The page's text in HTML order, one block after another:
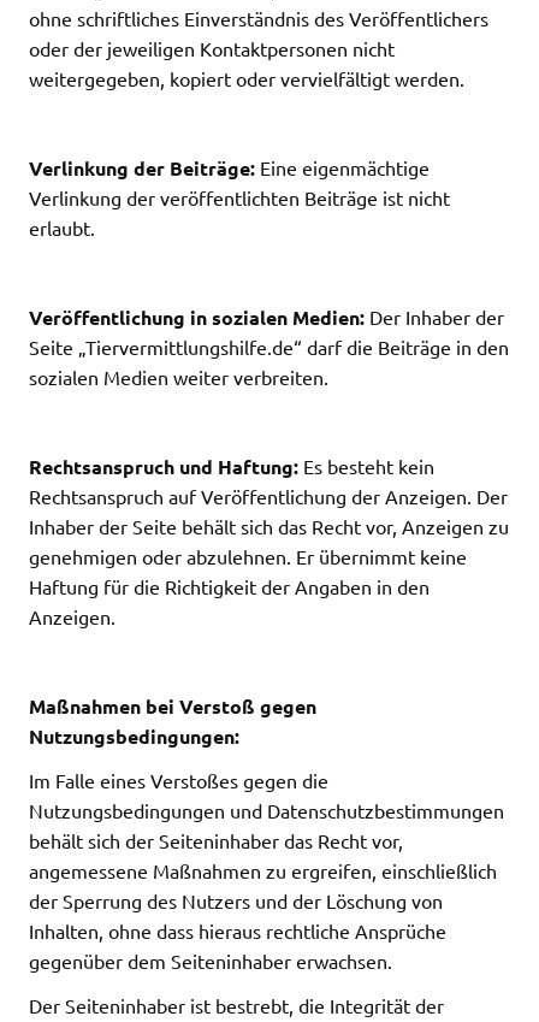
ohne schriftliches Einverständnis des Veröffentlichers
oder der jeweiligen Kontaktpersonen nicht
weitergegeben, kopiert oder vervielfältigt werden.
Verlinkung der Beiträge: Eine eigenmächtige
Verlinkung der veröffentlichten Beiträge ist nicht
erlaubt.
Veröffentlichung in sozialen Medien: Der Inhaber der
Seite „Tiervermittlungshilfe.de“ darf die Beiträge in den
sozialen Medien weiter verbreiten.
Rechtsanspruch und Haftung: Es besteht kein
Rechtsanspruch auf Veröffentlichung der Anzeigen. Der
Inhaber der Seite behält sich das Recht vor, Anzeigen zu
genehmigen oder abzulehnen. Er übernimmt keine
Haftung für die Richtigkeit der Angaben in den
Anzeigen.
Maßnahmen bei Verstoß gegen
Nutzungsbedingungen:
Im Falle eines Verstoßes gegen die
Nutzungsbedingungen und Datenschutzbestimmungen
behält sich der Seiteninhaber das Recht vor,
angemessene Maßnahmen zu ergreifen, einschließlich
der Sperrung des Nutzers und der Löschung von
Inhalten, ohne dass hieraus rechtliche Ansprüche
gegenüber dem Seiteninhaber erwachsen.
Der Seiteninhaber ist bestrebt, die Integrität der